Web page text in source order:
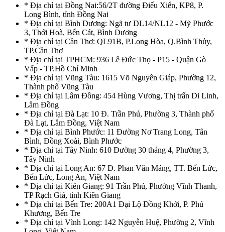
* Địa chỉ tại Đồng Nai:56/2T đường Điểu Xiển, KP8, P.
Long Bình, tỉnh Đồng Nai
* Địa chỉ tại Bình Dương: Ngã tư DL14/NL12 - Mỹ Phước
3, Thới Hoà, Bến Cát, Bình Dương
* Địa chỉ tại Cần Thơ: QL91B, P.Long Hòa, Q.Bình Thủy,
TP.Cần Thơ
* Địa chỉ tại TPHCM: 936 Lê Đức Thọ - P15 - Quận Gò
Vấp - TP.Hồ Chí Minh
* Địa chỉ tại Vũng Tàu: 1615 Võ Nguyên Giáp, Phường 12,
Thành phố Vũng Tàu
* Địa chỉ tại Lâm Đồng: 454 Hùng Vương, Thị trấn Di Linh,
Lâm Đồng
* Địa chỉ tại Đà Lạt: 10 Đ. Trần Phú, Phường 3, Thành phố
Đà Lạt, Lâm Đồng, Việt Nam
* Địa chỉ tại Bình Phước: 11 Đường Nơ Trang Long, Tân
Bình, Đồng Xoài, Bình Phước
* Địa chỉ tại Tây Ninh: 610 Đường 30 tháng 4, Phường 3,
Tây Ninh
* Địa chỉ tại Long An: 67 Đ. Phan Văn Mảng, TT. Bến Lức,
Bến Lức, Long An, Việt Nam
* Địa chỉ tại Kiên Giang: 91 Trần Phú, Phường Vĩnh Thanh,
TP Rạch Giá, tỉnh Kiên Giang
* Địa chỉ tại Bến Tre: 200A1 Đại Lộ Đồng Khởi, P. Phú
Khương, Bến Tre
* Địa chỉ tại Vĩnh Long: 142 Nguyễn Huệ, Phường 2, Vĩnh